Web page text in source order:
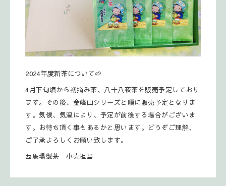
2024年度新茶について🌱
4月下旬頃から初摘み茶、八十八夜茶を販売予定しており
ます。その後、金峰山シリーズと順に販売予定となりま
す。気候、気温により、予定が前後する場合がございま
す。お待ち頂く事もあるかと思います。どうぞご理解、
ご了承よろしくお願い致します。
西馬場製茶 小売担当